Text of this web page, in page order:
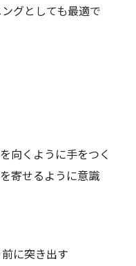
グとしても最適で
向くように手をつく
寄せるように意識
に突き出す